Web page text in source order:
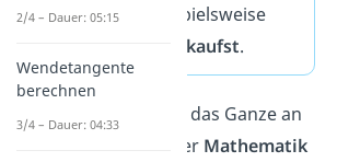
bekommen — beispielsweise
kaufst.
Schauen wir uns jetzt das Ganze an
aus der Mathematik
2/4 – Dauer: 05:15
Wendetangente
berechnen
3/4 – Dauer: 04:33